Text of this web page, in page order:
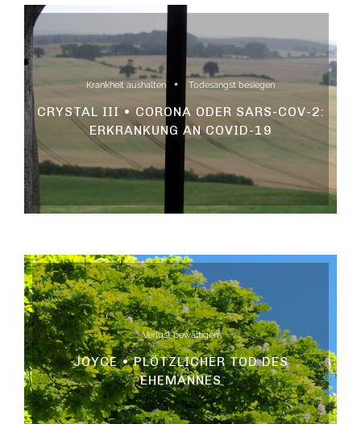
Krankheit aushalten Todesangst besiegen
CRYSTAL III • CORONA ODER SARS-COV-2:
ERKRANKUNG AN COVID-19
Verlust bewältigen
JOYCE • PLÖTZLICHER TOD DES
EHEMANNES